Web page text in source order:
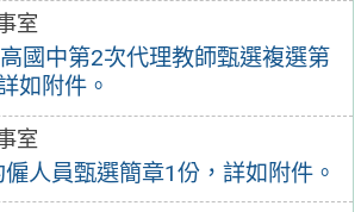
室
國中第2次代理教師甄選複選第
如附件。
室
人員甄選簡章1份，詳如附件。